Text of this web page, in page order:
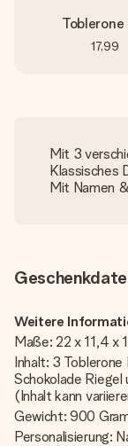
Toblerone
17,99
Mit 3
Klassisches
Mit Namen
Weitere
Maße: 22 x 11,4 x
Inhalt: 3
Schokolade Riegel
(Inhalt kann
Gewicht: 900
Personalisierung: